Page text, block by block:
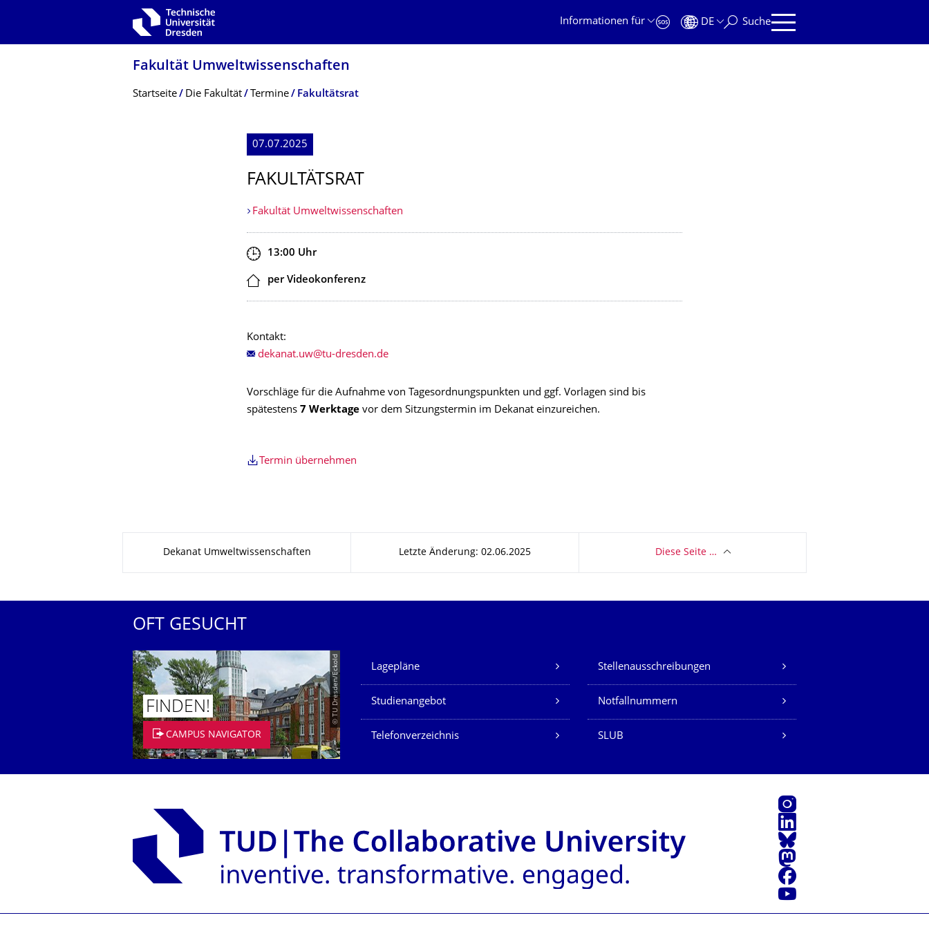
Zur Hauptnavigation springen
Informationen für
DE Suche
Fakultät Umweltwissenschaf­ten
Breadcrumb-Menü
Startseite Die Fakultät Termine Fakultätsrat
07.07.2025
FAKULTÄTSRAT
Fakultät Umweltwissenschaften
Zeit
13:00 Uhr
Ort
per Videokonferenz
Kontakt:
Vorschläge für die Aufnahme von Tagesordnungspunkten und ggf. Vorlagen sind bis
spätestens 7 Werktage vor dem Sitzungstermin im Dekanat einzureichen.
Termin übernehmen
Dekanat Umweltwissenschaften Letzte Änderung: 02.06.2025 Diese Seite …
OFT GESUCHT
© TU Dresden/Eckold
FINDEN!
CAMPUS NAVIGATOR
Unsere Dienste
Lagepläne Stellenausschreibungen
Studienangebot Notfallnummern
Telefonverzeichnis SLUB
Instagram
LinkedIn
Bluesky
Mastodon
Facebook
Youtube